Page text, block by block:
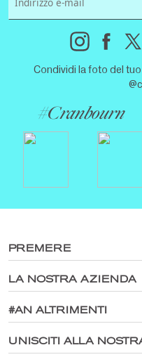
Condividi la foto del
#Cranbourn
PREMERE
Termini & Condizioni
Risorse del marchio e politica
Gestione dei Cookie
LA NOSTRA AZIENDA
Sito principale
Esplora CRANBOURN®
#AN ALTRIMENTI
All'interno di CRANBOURN®
UNISCITI ALLA